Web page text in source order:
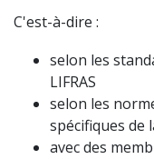
C'est-à-dire :
selon les
LIFRAS
selon les
spécifiques de
avec des